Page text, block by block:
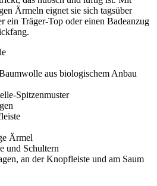
Ärmeln eignet sie sich tagsüber
ein Träger-Top oder einen Badeanzug
aus biologischem Anbau
Spitzenmuster
Ärmel
und Schultern
an der Knopfleiste und am Saum